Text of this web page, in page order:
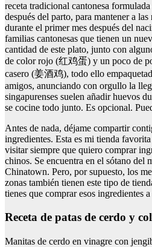
receta tradicional cantonesa
después del parto, para mantener a
durante el primer mes después del
familias cantonesas que tienen un
cantidad de este plato, junto con
de color rojo (红鸡蛋) y un poco de
casero (姜酒鸡), todo ello
amigos, anunciando con orgullo la
singapurenses suelen añadir huevos
se cocine todo junto. Es opcional.
Antes de nada, déjame compartir
ingredientes. Esta es mi tienda
visitar siempre que quiero comprar
chinos. Se encuentra en el sótano del
Chinatown. Pero, por supuesto, los
zonas también tienen este tipo de
tienes que comprar esos ingredientes
Receta de patas de cerdo y
Manitas de cerdo en vinagre con